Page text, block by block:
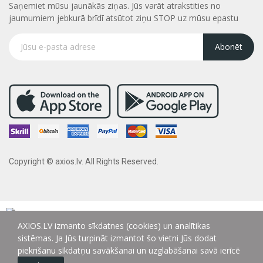
Saņemiet mūsu jaunākās ziņas. Jūs varāt atrakstities no
jaumumiem jebkurā brīdī atsūtot ziņu STOP uz mūsu epastu
Abonēt
Copyright © axios.lv. All Rights Reserved.
AXIOS.LV izmanto sīkdatnes (cookies) un analītikas
sistēmas. Ja Jūs turpināt izmantot šo vietni Jūs dodat
piekrišanu sīkdatņu savākšanai un uzglabāšanai savā ierīcē